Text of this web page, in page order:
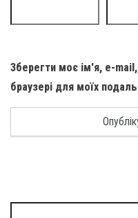
Зберегти моє ім'я, e-
браузері для моїх